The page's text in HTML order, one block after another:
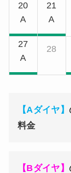
20
A
21
A
27
A
28
【Aダイヤ】
料金
【Bダイヤ】